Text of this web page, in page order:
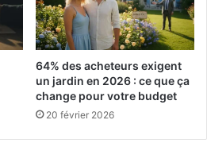
le vendeur et
un viager bien
patrimoine immobilier en
64% des acheteurs exigent
un jardin en 2026 : ce que ça
change pour votre budget
20 février 2026